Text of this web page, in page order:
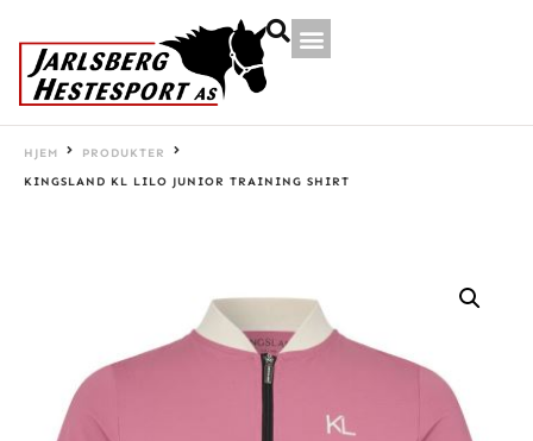
HJEM
PRODUKTER
KINGSLAND KL LILO JUNIOR TRAINING SHIRT